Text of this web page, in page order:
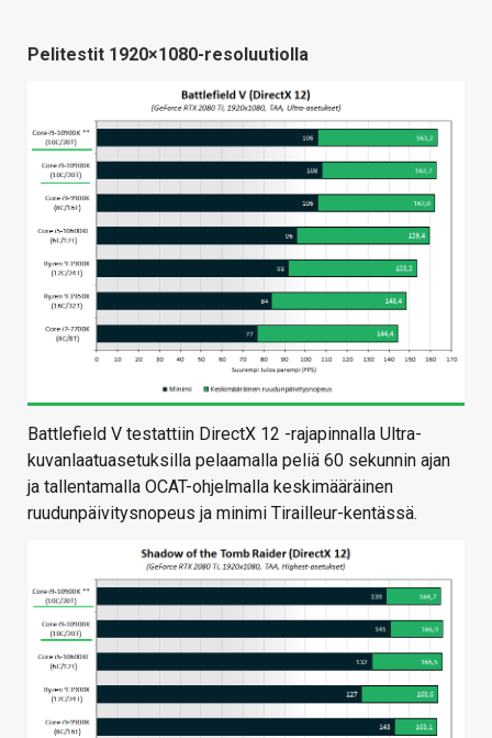
Pelitestit 1920×1080-resoluutiolla
Battlefield V testattiin DirectX 12 -rajapinnalla Ultra-
kuvanlaatuasetuksilla pelaamalla peliä 60 sekunnin ajan
ja tallentamalla OCAT-ohjelmalla keskimääräinen
ruudunpäivitysnopeus ja minimi Tirailleur-kentässä.